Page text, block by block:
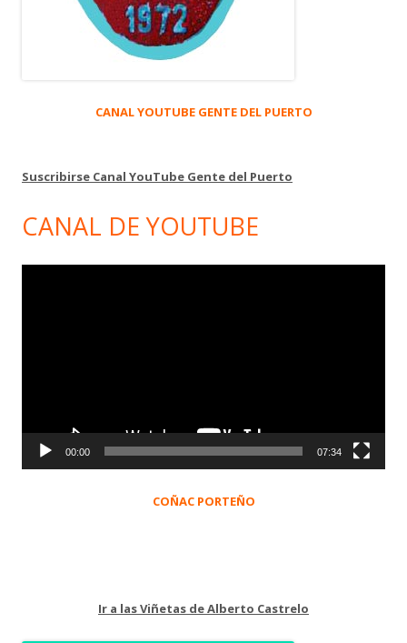
CANAL YOUTUBE GENTE DEL PUERTO
Suscribirse Canal YouTube Gente del Puerto
CANAL DE YOUTUBE
00:00 07:34
COÑAC PORTEÑO
Ir a las Viñetas de Alberto Castrelo